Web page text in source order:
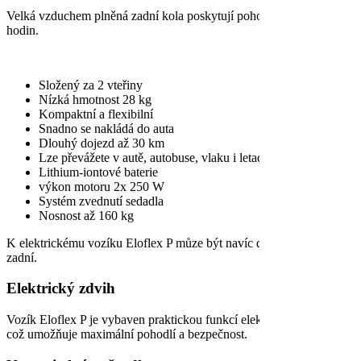
Velká vzduchem plněná zadní kola poskytují pohodlí i na nerovném
hodin.
Složený za 2 vteřiny
Nízká hmotnost 28 kg
Kompaktní a flexibilní
Snadno se nakládá do auta
Dlouhý dojezd až 30 km
Lze převážete v autě, autobuse, vlaku i letadle
Lithium-iontové baterie
výkon motoru 2x 250 W
Systém zvednutí sedadla
Nosnost až 160 kg
K elektrickému vozíku Eloflex P můze být navíc dokoupena opěrka
zadní.
Elektrický zdvih
Vozík Eloflex P je vybaven praktickou funkcí elektrického zdvihu,
což umožňuje maximální pohodlí a bezpečnost.